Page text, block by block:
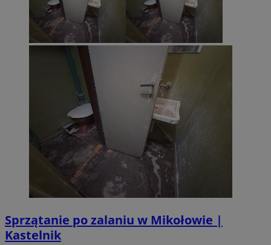
Sprzątanie po zalaniu w Mikołowie |
Kastelnik